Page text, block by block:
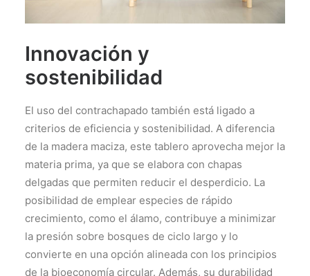
Innovación y
sostenibilidad
El uso del contrachapado también está ligado a
criterios de eficiencia y sostenibilidad. A diferencia
de la madera maciza, este tablero aprovecha mejor la
materia prima, ya que se elabora con chapas
delgadas que permiten reducir el desperdicio. La
posibilidad de emplear especies de rápido
crecimiento, como el álamo, contribuye a minimizar
la presión sobre bosques de ciclo largo y lo
convierte en una opción alineada con los principios
de la bioeconomía circular. Además, su durabilidad